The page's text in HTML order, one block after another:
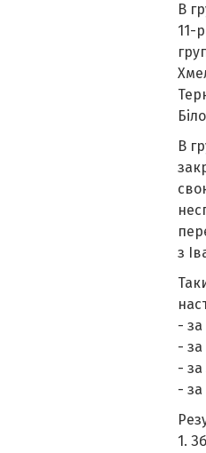
В
11-
В
з
-
- за
- за
- за
1.